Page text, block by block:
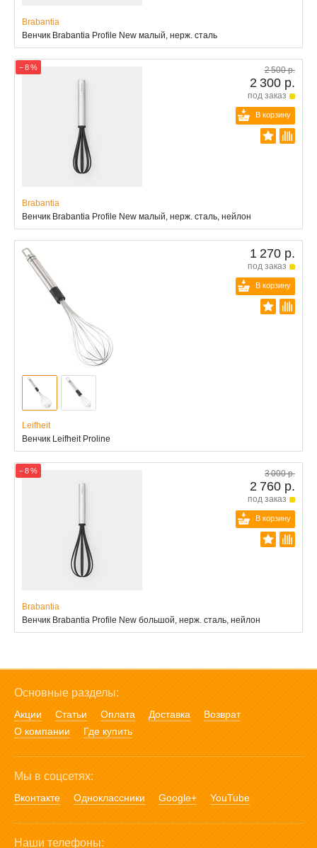
Brabantia
Венчик Brabantia Profile New малый, нерж. сталь
− 8 % 2 500 р.
2 300 р.
под заказ
В корзину
Brabantia
Венчик Brabantia Profile New малый, нерж. сталь, нейлон
1 270 р.
под заказ
В корзину
Leifheit
Венчик Leifheit Proline
− 8 % 3 000 р.
2 760 р.
под заказ
В корзину
Brabantia
Венчик Brabantia Profile New большой, нерж. сталь, нейлон
Основные разделы:
Акции Статьи Оплата Доставка
Возврат
О компании
Где купить
Мы в соцсетях:
Вконтакте Одноклассники Google+ YouTube
Наши телефоны: